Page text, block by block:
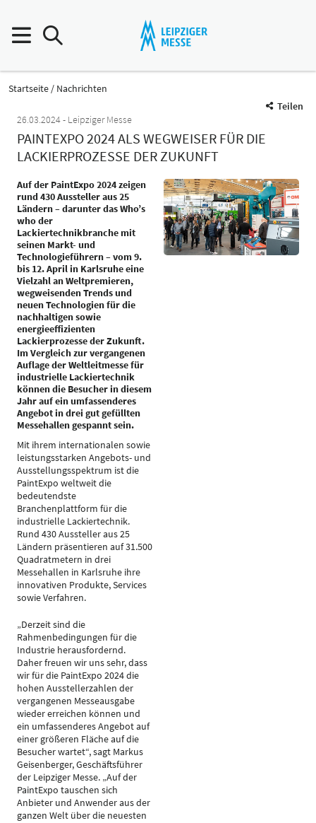
Startseite
Nachrichten
Teilen
26.03.2024
Leipziger Messe
PAINTEXPO 2024 ALS WEGWEISER FÜR DIE
LACKIERPROZESSE DER ZUKUNFT
Auf der PaintExpo 2024 zeigen
rund 430 Aussteller aus 25
Ländern – darunter das Who’s
who der
Lackiertechnikbranche mit
seinen Markt- und
Technologieführern – vom 9.
bis 12. April in Karlsruhe eine
Vielzahl an Weltpremieren,
wegweisenden Trends und
neuen Technologien für die
nachhaltigen sowie
energieeffizienten
Lackierprozesse der Zukunft.
Im Vergleich zur vergangenen
Auflage der Weltleitmesse für
industrielle Lackiertechnik
können die Besucher in diesem
Jahr auf ein umfassenderes
Angebot in drei gut gefüllten
Messehallen gespannt sein.
Mit ihrem internationalen sowie
leistungsstarken Angebots- und
Ausstellungsspektrum ist die
PaintExpo weltweit die
bedeutendste
Branchenplattform für die
industrielle Lackiertechnik.
Rund 430 Aussteller aus 25
Ländern präsentieren auf 31.500
Quadratmetern in drei
Messehallen in Karlsruhe ihre
innovativen Produkte, Services
sowie Verfahren.
„Derzeit sind die
Rahmenbedingungen für die
Industrie herausfordernd.
Daher freuen wir uns sehr, dass
wir für die PaintExpo 2024 die
hohen Ausstellerzahlen der
vergangenen Messeausgabe
wieder erreichen können und
ein umfassenderes Angebot auf
einer größeren Fläche auf die
Besucher wartet“, sagt Markus
Geisenberger, Geschäftsführer
der Leipziger Messe. „Auf der
PaintExpo tauschen sich
Anbieter und Anwender aus der
ganzen Welt über die neuesten